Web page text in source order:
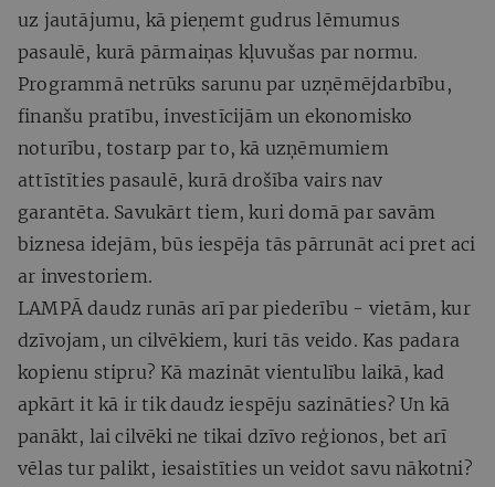
uz jautājumu, kā pieņemt gudrus lēmumus
pasaulē, kurā pārmaiņas kļuvušas par normu.
Programmā netrūks sarunu par uzņēmējdarbību,
finanšu pratību, investīcijām un ekonomisko
noturību, tostarp par to, kā uzņēmumiem
attīstīties pasaulē, kurā drošība vairs nav
garantēta. Savukārt tiem, kuri domā par savām
biznesa idejām, būs iespēja tās pārrunāt aci pret aci
ar investoriem.
LAMPĀ daudz runās arī par piederību - vietām, kur
dzīvojam, un cilvēkiem, kuri tās veido. Kas padara
kopienu stipru? Kā mazināt vientulību laikā, kad
apkārt it kā ir tik daudz iespēju sazināties? Un kā
panākt, lai cilvēki ne tikai dzīvo reģionos, bet arī
vēlas tur palikt, iesaistīties un veidot savu nākotni?